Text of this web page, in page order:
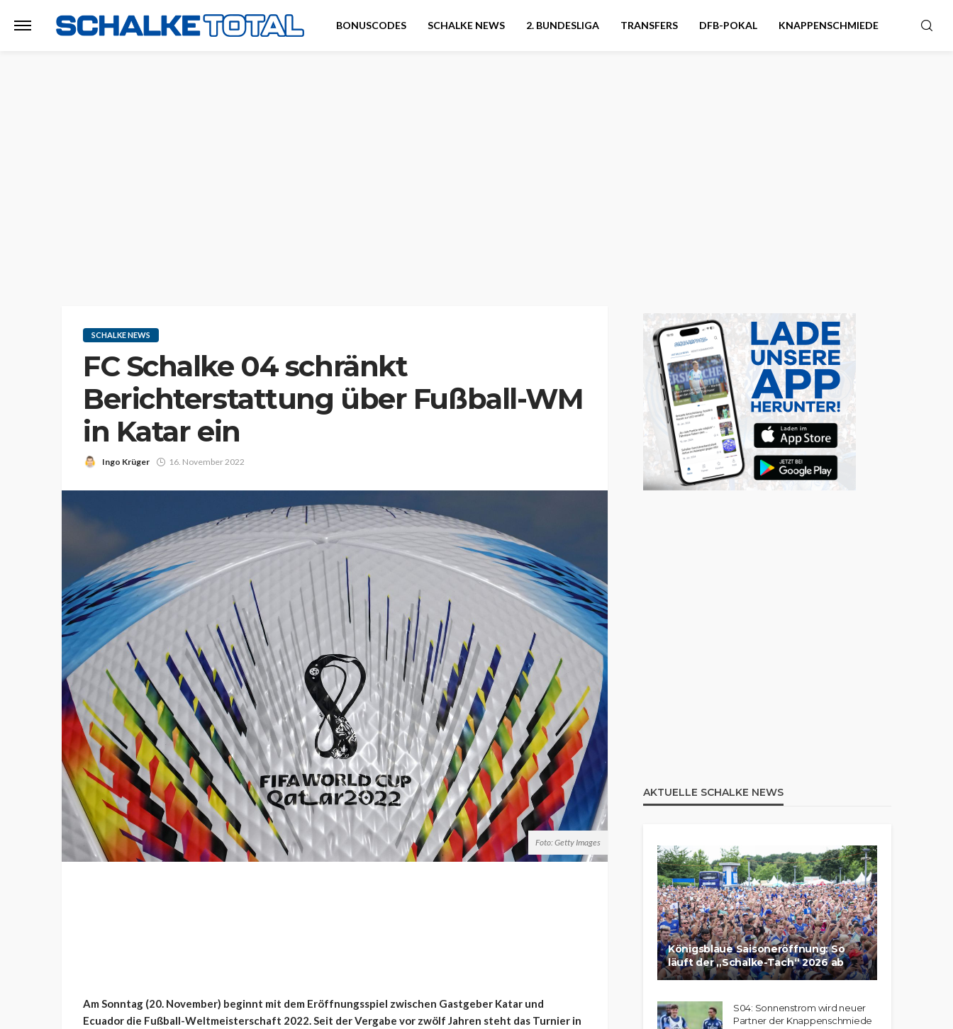
BONUSCODES SCHALKE NEWS 2. BUNDESLIGA TRANSFERS DFB-POKAL KNAPPENSCHMIEDE
SCHALKE NEWS
FC Schalke 04 schränkt
Berichterstattung über Fußball-WM
in Katar ein
Ingo Krüger 16. November 2022
Foto: Getty Images
Am Sonntag (20. November) beginnt mit dem Eröffnungsspiel zwischen Gastgeber Katar und
Ecuador die Fußball-Weltmeisterschaft 2022. Seit der Vergabe vor zwölf Jahren steht das Turnier in
AKTUELLE SCHALKE NEWS
Königsblaue Saisoneröffnung: So
läuft der „Schalke-Tach“ 2026 ab
S04: Sonnenstrom wird neuer
Partner der Knappenschmiede